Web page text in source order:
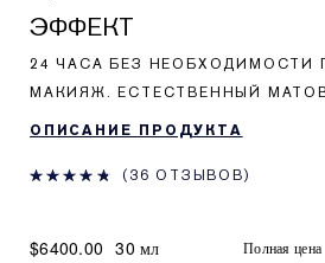
ЭФФЕКТ
24 ЧАСА БЕЗ НЕОБХОДИМОСТИ
МАКИЯЖ. ЕСТЕСТВЕННЫЙ
ОПИСАНИЕ ПРОДУКТА
36 ОТЗЫВОВ
$6400.00 30 мл Полная цена